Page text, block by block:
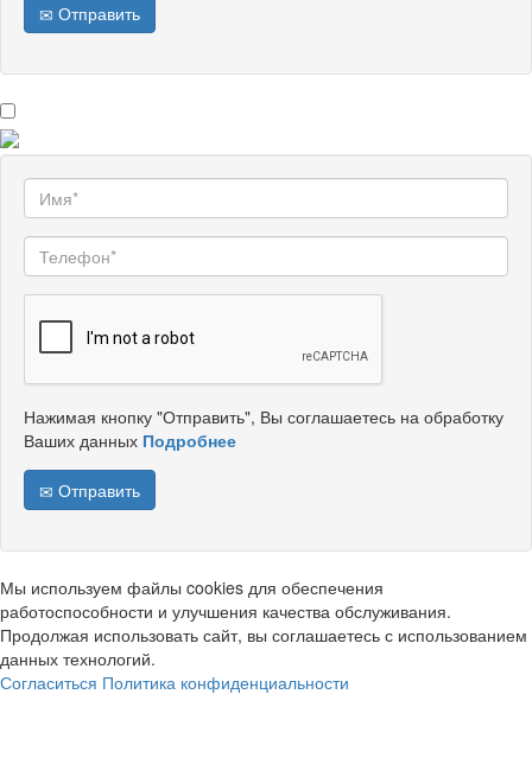
Отправить
Нажимая кнопку "Отправить", Вы соглашаетесь на обработку
Ваших данных Подробнее
Отправить
Мы используем файлы cookies для обеспечения
работоспособности и улучшения качества обслуживания.
Продолжая использовать сайт, вы соглашаетесь с использованием
данных технологий.
Согласиться Политика конфиденциальности